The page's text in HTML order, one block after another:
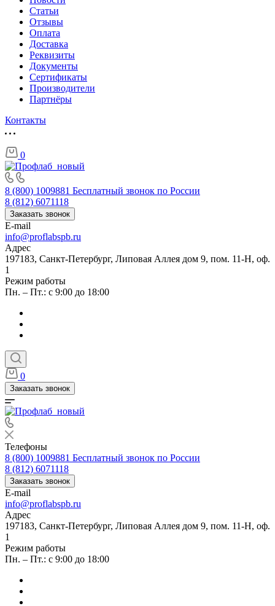
Статьи
Отзывы
Оплата
Доставка
Реквизиты
Документы
Сертификаты
Производители
Партнёры
Контакты
0
8 (800) 1009881 Бесплатный звонок по России
8 (812) 6071118
Заказать звонок
E-mail
info@proflabspb.ru
Адрес
197183, Санкт-Петербург, Липовая Аллея дом 9, пом. 11-Н, оф.
1
Режим работы
Пн. – Пт.: с 9:00 до 18:00
0
Заказать звонок
Телефоны
8 (800) 1009881 Бесплатный звонок по России
8 (812) 6071118
Заказать звонок
E-mail
info@proflabspb.ru
Адрес
197183, Санкт-Петербург, Липовая Аллея дом 9, пом. 11-Н, оф.
1
Режим работы
Пн. – Пт.: с 9:00 до 18:00